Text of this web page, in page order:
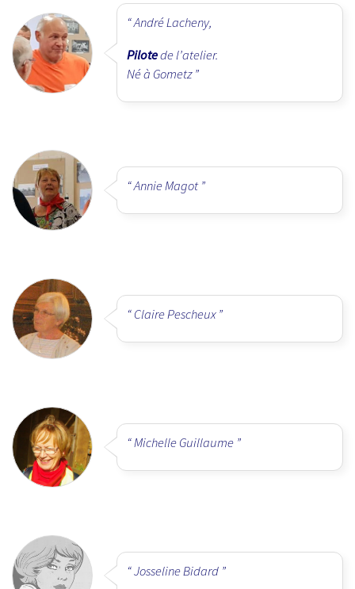
André Lacheny,
Pilotede l’atelier.
Né à Gometz
Annie Magot
Claire Pescheux
Michelle Guillaume
Josseline Bidard